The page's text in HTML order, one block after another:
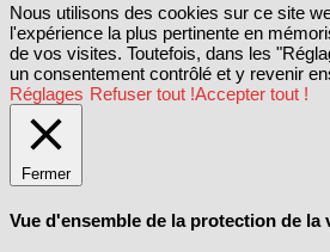
Nous utilisons des cookies sur ce site
l'expérience la plus pertinente en
de vos visites. Toutefois, dans les
un consentement contrôlé et y revenir
Réglages Refuser tout !Accepter tout !
Fermer
Vue d'ensemble de la protection de la